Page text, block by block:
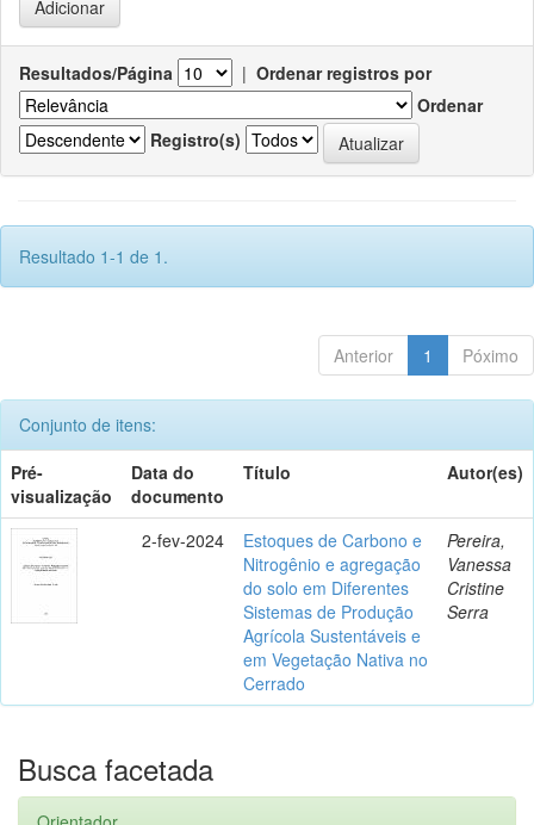
Resultados/Página | Ordenar registros por
Ordenar
Registro(s)
Resultado 1-1 de 1.
Anterior 1 Póximo
Conjunto de itens:
Pré-
visualização
Data do
documento
Título Autor(es)
2-fev-2024
Estoques de Carbono e
Nitrogênio e agregação
do solo em Diferentes
Sistemas de Produção
Agrícola Sustentáveis e
em Vegetação Nativa no
Cerrado
Pereira,
Vanessa
Cristine
Serra
Busca facetada